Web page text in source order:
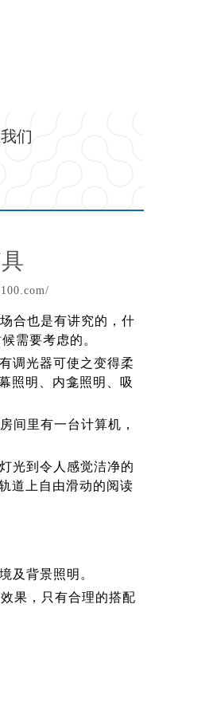
们
合也是有讲究的，什
需要考虑的。
调光器可使之变得柔
照明、内龛照明、吸
里有一台计算机，
光到令人感觉洁净的
道上自由滑动的阅读
及背景照明。
果，只有合理的搭配